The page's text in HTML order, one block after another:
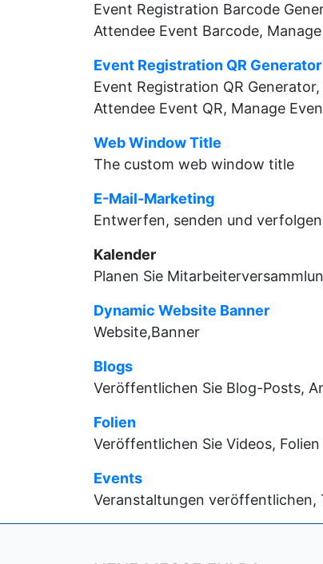
Event Registration Barcode
Attendee Event Barcode,
Event Registration QR Generator
Event Registration QR
Attendee Event QR, Manage
Web Window Title
The custom web window title
E-Mail-Marketing
Entwerfen, senden und
Kalender
Planen Sie
Dynamic Website Banner
Website,Banner
Blogs
Veröffentlichen Sie Blog-Posts,
Folien
Veröffentlichen Sie Videos,
Events
Veranstaltungen veröffentlichen,